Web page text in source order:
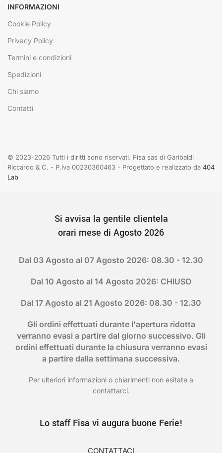
INFORMAZIONI
Cookie Policy
Privacy Policy
Termini e condizioni
Spedizioni
Chi siamo
Contatti
© 2023-2026 Tutti i diritti sono riservati. Fisa sas di Garibaldi
Riccardo & C. - P.Iva 00230360463 - Progettato e realizzato da 404
Lab
Si avvisa la gentile clientela
orari mese di Agosto 2026
Dal 03 Agosto al 07 Agosto 2026: 08.30 - 12.30
Dal 10 Agosto al 14 Agosto 2026: CHIUSO
Dal 17 Agosto al 21 Agosto 2026: 08.30 - 12.30
Gli ordini effettuati durante l'apertura ridotta
verranno evasi a partire dal giorno successivo. Gli
ordini effettuati durante la chiusura verranno evasi
a partire dalla settimana successiva.
Per ulteriori informazioni o chiarimenti non esitate a
contattarci.
Lo staff Fisa vi augura buone Ferie!
CONTATTACI